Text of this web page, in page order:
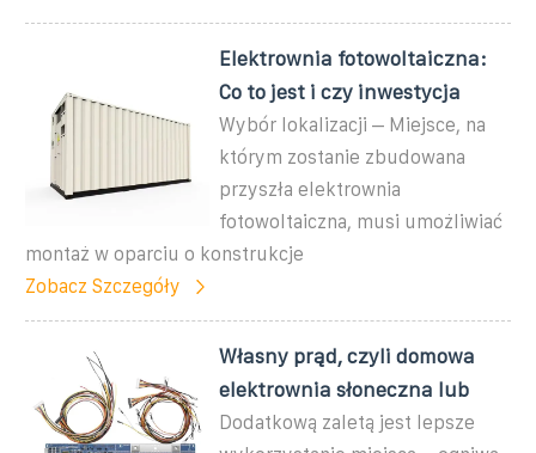
Elektrownia fotowoltaiczna:
Co to jest i czy inwestycja
Wybór lokalizacji – Miejsce, na
którym zostanie zbudowana
przyszła elektrownia
fotowoltaiczna, musi umożliwiać
montaż w oparciu o konstrukcje
Zobacz Szczegóły
Własny prąd, czyli domowa
elektrownia słoneczna lub
Dodatkową zaletą jest lepsze